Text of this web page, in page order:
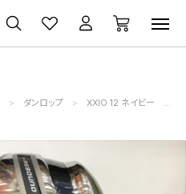
買取
無料査定
クーポン
一覧
ダンロップ XXIO 12 ネイビー